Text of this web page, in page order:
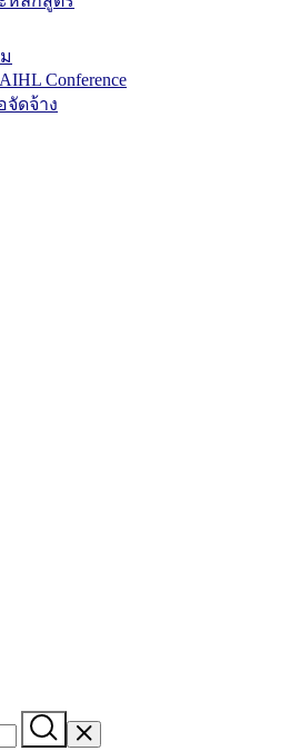
Conference
จัดจ้าง